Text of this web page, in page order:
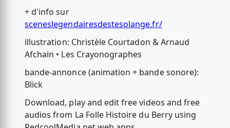
+ d'info sur
sceneslegendairesdestesolange.fr/
illustration: Christèle Courtadon & Arnaud
Afchain • Les Crayonographes
bande-annonce (animation + bande sonore):
Blick
Download, play and edit free videos and free
audios from La Folle Histoire du Berry using